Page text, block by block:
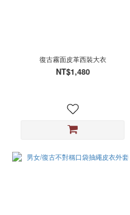
復古霧面皮革西裝大衣
NT$1,480